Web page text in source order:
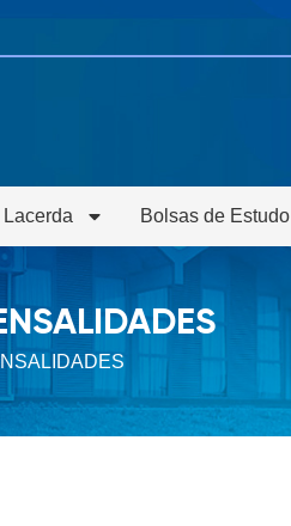
Lacerda Bolsas de Estudo